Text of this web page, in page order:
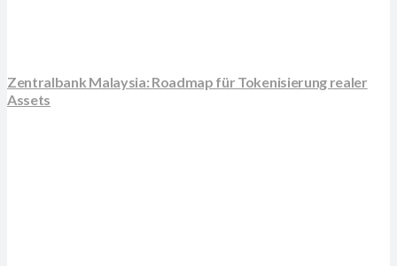
Zentralbank Malaysia: Roadmap für Tokenisierung realer
Assets